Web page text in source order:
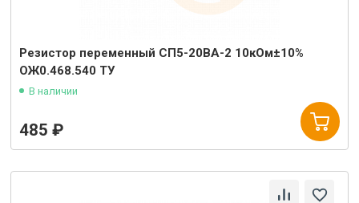
Резистор переменный СП5-20ВА-2 10кОм±10%
ОЖ0.468.540 ТУ
В наличии
485 ₽